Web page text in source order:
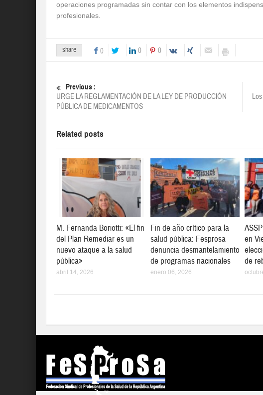
operaciones programadas sin contar con los elementos
profesionales.
share 0 0 0
Previous :
URGE LA REGLAMENTACIÓN DE LA LEY DE PRODUCCIÓN
PÚBLICA DE MEDICAMENTOS
Related posts
M. Fernanda Boriotti: «El fin
del Plan Remediar es un
nuevo ataque a la salud
pública»
abril 14, 2026
Fin de año crítico para la
salud pública: Fesprosa
denuncia desmantelamiento
de programas nacionales
enero 06, 2026
en
de